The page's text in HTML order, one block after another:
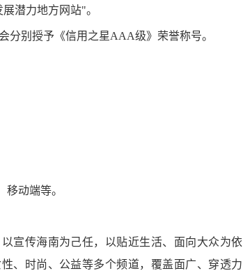
潜力地方网站"。
别授予《信用之星AAA级》荣誉称号。
动端等。
传海南为己任，以贴近生活、面向大众为依
、时尚、公益等多个频道，覆盖面广、穿透力